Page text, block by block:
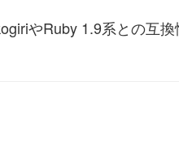
やRuby 1.9系との互換